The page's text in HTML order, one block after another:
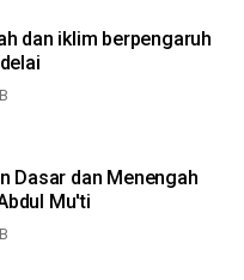
dan iklim berpengaruh
Dasar dan Menengah
Mu'ti